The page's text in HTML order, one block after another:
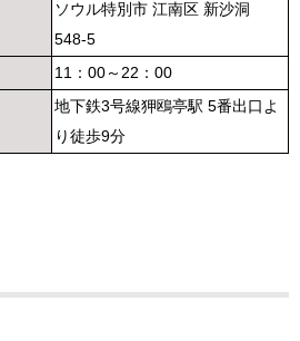
ソウル特別市 江南区 新沙洞
548-5
11：00～22：00
地下鉄3号線狎鴎亭駅 5番出口よ
り徒歩9分